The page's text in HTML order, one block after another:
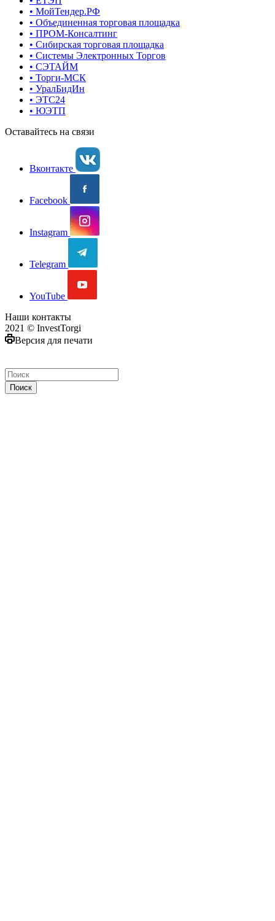
• МойТендер.РФ
• Объединенная торговая площадка
• ПРОМ-Консалтинг
• Сибирская торговая площадка
• Системы Электронных Торгов
• СЭТАЙМ
• Торги-МСК
• УралБидИн
• ЭТС24
• ЮЭТП
Оставайтесь на связи
Вконтакте
Facebook
Instagram
Telegram
YouTube
Наши контакты
2021 © InvestTorgi
Версия для печати
Поиск